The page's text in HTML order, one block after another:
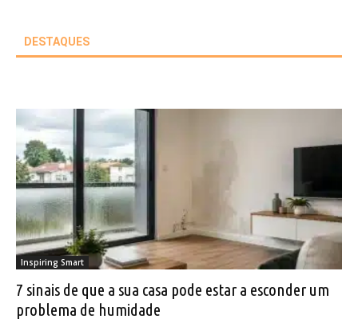
DESTAQUES
Inspiring Smart
7 sinais de que a sua casa pode estar a esconder um
problema de humidade